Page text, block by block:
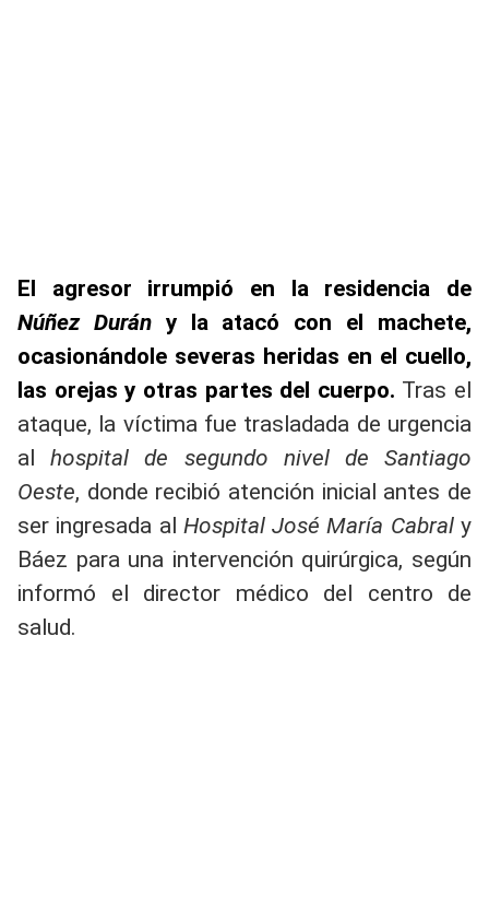
El agresor irrumpió en la residencia de
Núñez Durány la atacó con el machete,
ocasionándole severas heridas en el cuello,
las orejas y otras partes del cuerpo. Tras el
ataque, la víctima fue trasladada de urgencia
alhospital de segundo nivel de Santiago
Oeste, donde recibió atención inicial antes de
ser ingresada al Hospital José María Cabraly
Báez para una intervención quirúrgica, según
informó el director médico del centro de
salud.